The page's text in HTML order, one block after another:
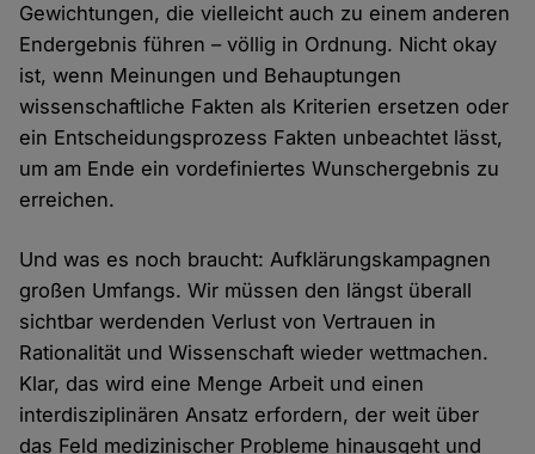
Gewichtungen, die vielleicht auch zu einem anderen
Endergebnis führen – völlig in Ordnung. Nicht okay
ist, wenn Meinungen und Behauptungen
wissenschaftliche Fakten als Kriterien ersetzen oder
ein Entscheidungsprozess Fakten unbeachtet lässt,
um am Ende ein vordefiniertes Wunschergebnis zu
erreichen.
Und was es noch braucht: Aufklärungskampagnen
großen Umfangs. Wir müssen den längst überall
sichtbar werdenden Verlust von Vertrauen in
Rationalität und Wissenschaft wieder wettmachen.
Klar, das wird eine Menge Arbeit und einen
interdisziplinären Ansatz erfordern, der weit über
das Feld medizinischer Probleme hinausgeht und